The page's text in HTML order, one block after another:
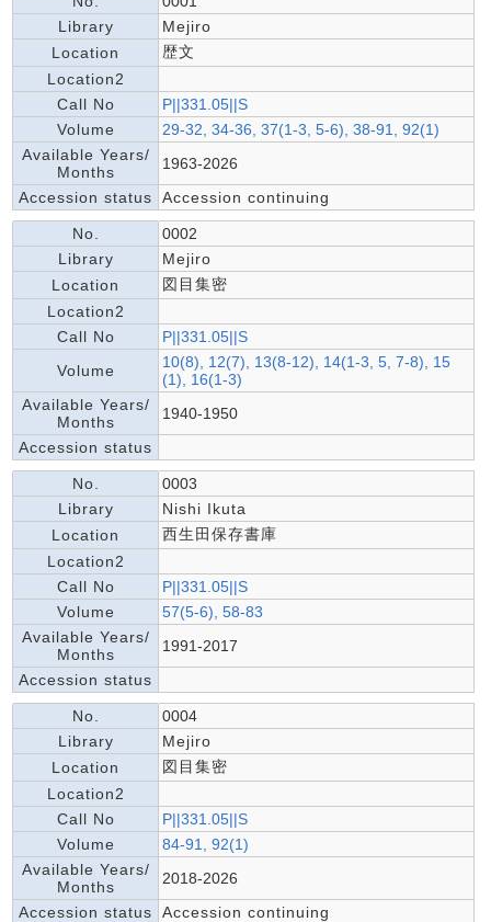
Library
Mejiro
Location
歴文
Location2
Call No
P||331.05||S
Volume
29-32, 34-36, 37(1-3, 5-6), 38-91, 92(1)
Available Years/
Months
1963-2026
Accession status
Accession continuing
No.
0002
Library
Mejiro
Location
図目集密
Location2
Call No
P||331.05||S
Volume
10(8), 12(7), 13(8-12), 14(1-3, 5, 7-8), 15
(1), 16(1-3)
Available Years/
Months
1940-1950
Accession status
No.
0003
Library
Nishi Ikuta
Location
西生田保存書庫
Location2
Call No
P||331.05||S
Volume
57(5-6), 58-83
Available Years/
Months
1991-2017
Accession status
No.
0004
Library
Mejiro
Location
図目集密
Location2
Call No
P||331.05||S
Volume
84-91, 92(1)
Available Years/
Months
2018-2026
Accession status
Accession continuing